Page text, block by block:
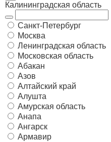
Калининградская область
Санкт-Петербург
Москва
Ленинградская область
Московская область
Абакан
Азов
Алтайский край
Алушта
Амурская область
Анапа
Ангарск
Армавир